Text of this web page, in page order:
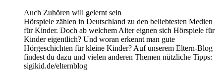
Auch Zuhören will gelernt sein
Hörspiele zählen in Deutschland zu den beliebtesten Medien
für Kinder. Doch ab welchem Alter eignen sich Hörspiele für
Kinder eigentlich? Und woran erkennt man gute
Hörgeschichten für kleine Kinder? Auf unserem Eltern-Blog
findest du dazu und vielen anderen Themen nützliche Tipps:
sigikid.de/elternblog